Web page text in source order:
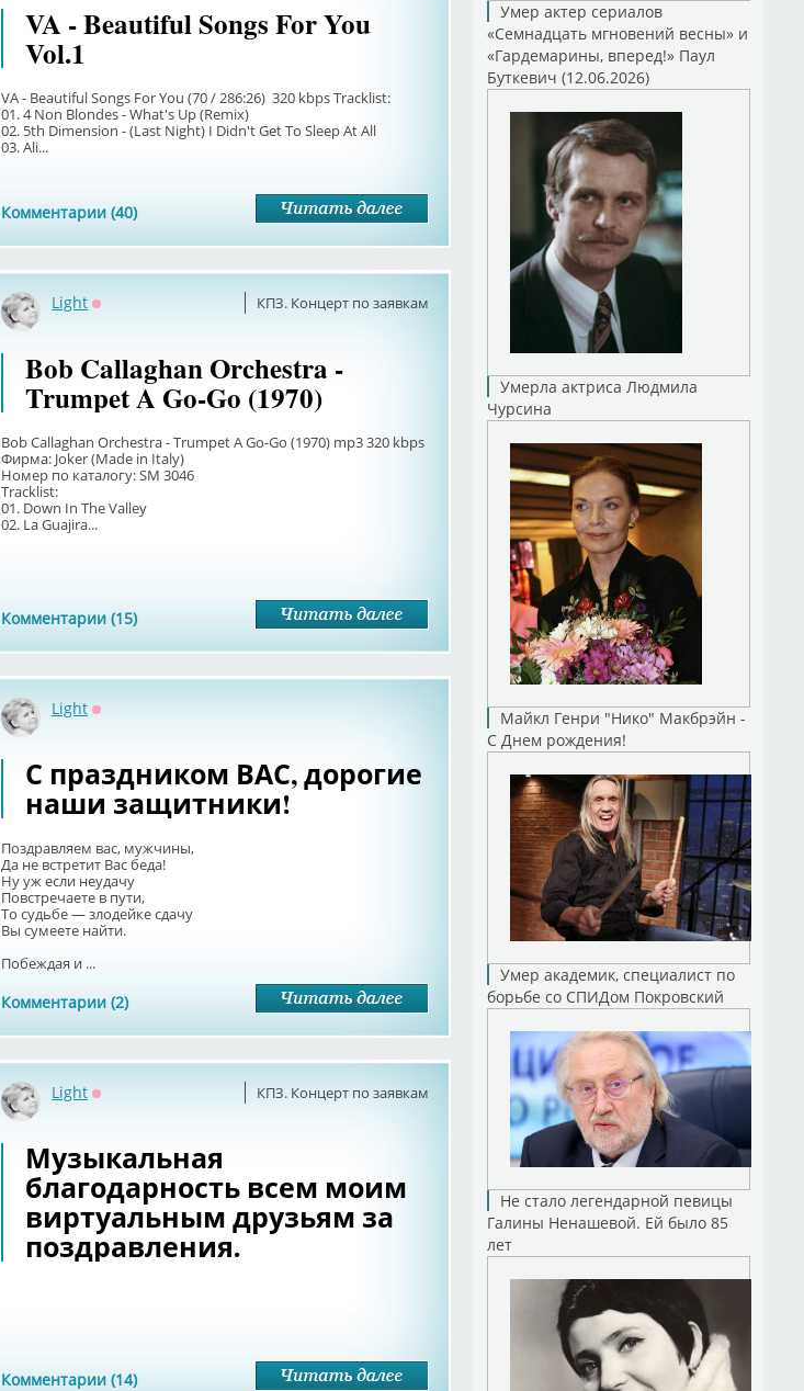
VA - Beautiful Songs For You
Vol.1
VA - Beautiful Songs For You (70 / 286:26) 320 kbps Tracklist:
01. 4 Non Blondes - What's Up (Remix)
02. 5th Dimension - (Last Night) I Didn't Get To Sleep At All
03. Ali...
Комментарии (40)
КПЗ. Концерт по заявкам
Light
Bob Callaghan Orchestra -
Trumpet A Go-Go (1970)
Bob Callaghan Orchestra - Trumpet A Go-Go (1970) mp3 320 kbps
Фирма: Joker (Made in Italy)
Номер по каталогу: SM 3046
Tracklist:
01. Down In The Valley
02. La Guajira...
Комментарии (15)
Light
С праздником ВАС, дорогие
наши защитники!
Поздравляем вас, мужчины,
Да не встретит Вас беда!
Ну уж если неудачу
Повстречаете в пути,
То судьбе — злодейке сдачу
Вы сумеете найти.
Побеждая и ...
Комментарии (2)
КПЗ. Концерт по заявкам
Light
Музыкальная
благодарность всем моим
виртуальным друзьям за
поздравления.
Комментарии (14)
Умер актер сериалов
«Семнадцать мгновений весны» и
«Гардемарины, вперед!» Паул
Буткевич (12.06.2026)
Умерла актриса Людмила
Чурсина
Майкл Генри "Нико" Макбрэйн -
С Днем рождения!
Умер академик, специалист по
борьбе со СПИДом Покровский
Не стало легендарной певицы
Галины Ненашевой. Ей было 85
лет